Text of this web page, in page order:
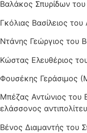
Βαλάκος Σπυρίδων
Γκόλιας Βασίλειος του
Ντάνης Γεώργιος του
Κώστας Ελευθέριος
Φουσέκης Γεράσιμος
Μπέζας Αντώνιος του
ελάσσονος
Βένος Διαμαντής του